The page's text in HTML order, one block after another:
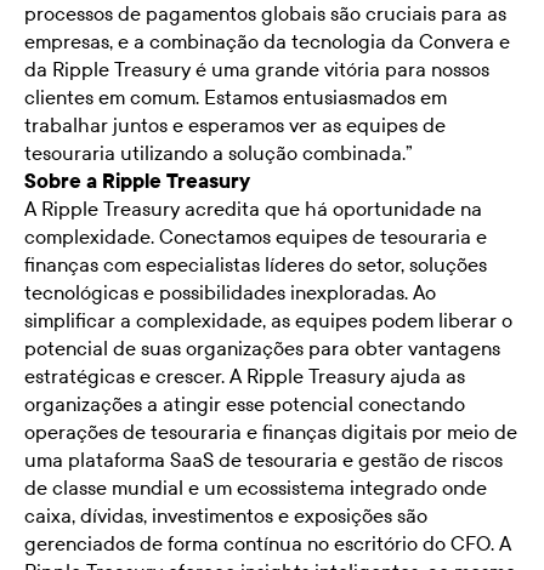
processos de pagamentos globais são cruciais para as
empresas, e a combinação da tecnologia da Convera e
da Ripple Treasury é uma grande vitória para nossos
clientes em comum. Estamos entusiasmados em
trabalhar juntos e esperamos ver as equipes de
tesouraria utilizando a solução combinada.”
Sobre a Ripple Treasury
A Ripple Treasury acredita que há oportunidade na
complexidade. Conectamos equipes de tesouraria e
finanças com especialistas líderes do setor, soluções
tecnológicas e possibilidades inexploradas. Ao
simplificar a complexidade, as equipes podem liberar o
potencial de suas organizações para obter vantagens
estratégicas e crescer. A Ripple Treasury ajuda as
organizações a atingir esse potencial conectando
operações de tesouraria e finanças digitais por meio de
uma plataforma SaaS de tesouraria e gestão de riscos
de classe mundial e um ecossistema integrado onde
caixa, dívidas, investimentos e exposições são
gerenciados de forma contínua no escritório do CFO. A